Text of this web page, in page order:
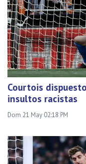
Courtois
insultos racistas
Dom 21 May 02:18 PM